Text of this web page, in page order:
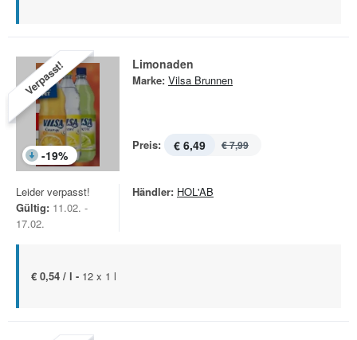
Verpasst!
-19%
Limonaden
Marke: Vilsa Brunnen
Preis: € 6,49 € 7,99
Leider verpasst!
Gültig: 11.02. -
17.02.
Händler: HOL'AB
€ 0,54 / l - 12 x 1 l